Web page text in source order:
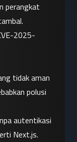
perangkat
2025-
tidak aman
polusi
autentikasi
Next.js.